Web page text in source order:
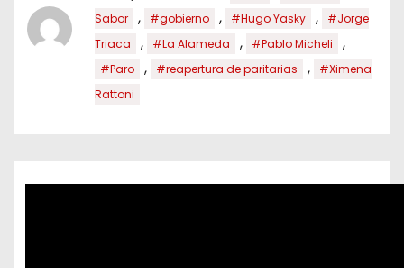
Sabor
, #gobierno , #Hugo Yasky ,
#Jorge
Triaca
, #La Alameda , #Pablo Micheli ,
#Paro , #reapertura de paritarias ,
#Ximena
Rattoni